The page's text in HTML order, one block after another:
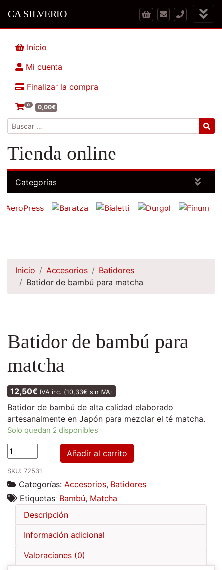
CA SILVERIO
Inicio
Mi cuenta
Finalizar la compra
0 0,00€
Buscar:
Tienda online
Categorías
Inicio Accesorios
Batidores
Batidor de bambú para matcha
Batidor de bambú para
matcha
12,50€ IVA inc. (10,33€ sin IVA)
Batidor de bambú de alta calidad elaborado
artesanalmente en Japón para mezclar el té matcha.
Solo quedan 2 disponibles
Batidor
de
bambú
para
matcha
cantidad
Añadir al carrito
SKU: 72531
Categorías: Accesorios, Batidores
Etiquetas: Bambú, Matcha
Descripción
Información adicional
Valoraciones (0)